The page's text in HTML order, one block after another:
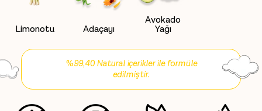
Limonotu Adaçayı
Avokado
Yağı
%99,40 Natural içerikler ile formüle
edilmiştir.